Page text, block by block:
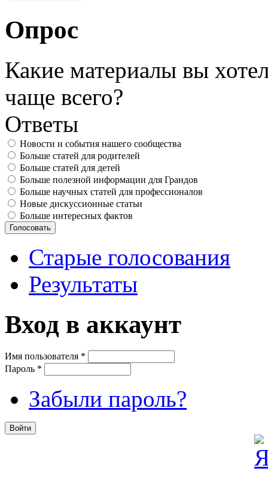
Опрос
Какие материалы вы
чаще всего?
Ответы
Новости и события нашего сообщества
Больше статей для родителей
Больше статей для детей
Больше полезной информации для Грандов
Больше научных статей для профессионалов
Новые дискуссионные статьи
Больше интересных фактов
Старые голосования
Результаты
Вход в аккаунт
Имя пользователя *
Пароль *
Забыли пароль?